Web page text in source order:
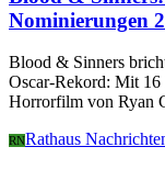
Nominierungen
Blood & Sinners
Oscar-Rekord: Mit
Horrorfilm von Ryan
RNRathaus